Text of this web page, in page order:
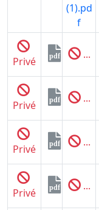
(1).pd
f
Privé pdf ...
Privé pdf ...
Privé pdf ...
Privé pdf ...